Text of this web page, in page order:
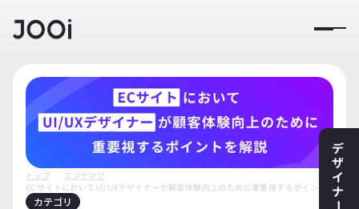
トップ
コンテンツ
ECサイトにおいてUI/UXデザイナーが顧客体験向上のために重要視するポイントを解説
カテゴリ
デ
ザ
イ
ナ